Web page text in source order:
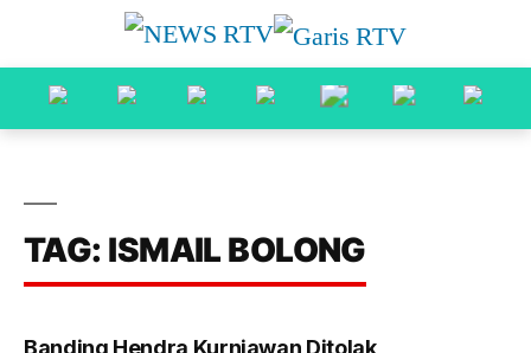
TAG: ISMAIL BOLONG
Banding Hendra Kurniawan Ditolak